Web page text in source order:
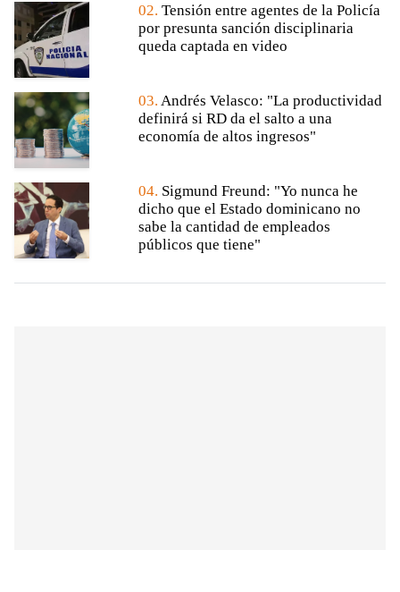
02. Tensión entre agentes de la Policía
por presunta sanción disciplinaria
queda captada en video
03. Andrés Velasco: "La productividad
definirá si RD da el salto a una
economía de altos ingresos"
04. Sigmund Freund: "Yo nunca he
dicho que el Estado dominicano no
sabe la cantidad de empleados
públicos que tiene"